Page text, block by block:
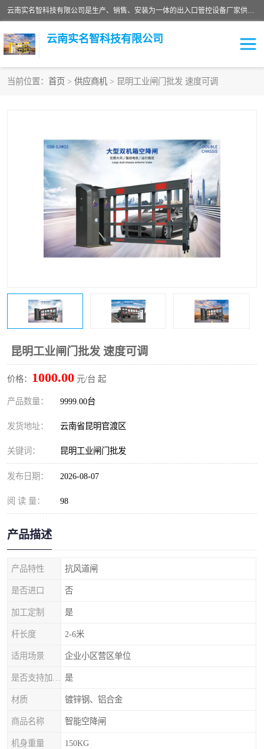
云南实名智科技有限公司是生产、销售、安装为一体的出入口管控设备厂家供应商。主营:电动伸缩门、道闸、广告道闸、重型空降闸、车牌识别、门禁通道、升降柱、岗亭、旗杆等智能设备。主营产品: 电动伸缩门,道闸门禁,车牌识别 生产、销售、安装为一体的出入口管控设备厂家源头供应商。
云南实名智科技有限公司
当前位置： 首页 > 供应商机 > 昆明工业闸门批发 速度可调
昆明工业闸门批发 速度可调
价格： 1000.00 元/台 起
产品数量： 9999.00台
发货地址： 云南省昆明官渡区
关键词： 昆明工业闸门批发
发布日期： 2026-08-07
阅 读 量： 98
产品描述
产品特性 抗风道闸
是否进口 否
加工定制 是
杆长度 2-6米
适用场景 企业小区营区单位
是
材质 镀锌钢、铝合金
商品名称 智能空降闸
机身重量 150KG
升降门系列 通道闸系列
小门系列 伸缩门